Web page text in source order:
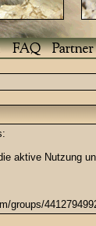
aktive Nutzung
groups/